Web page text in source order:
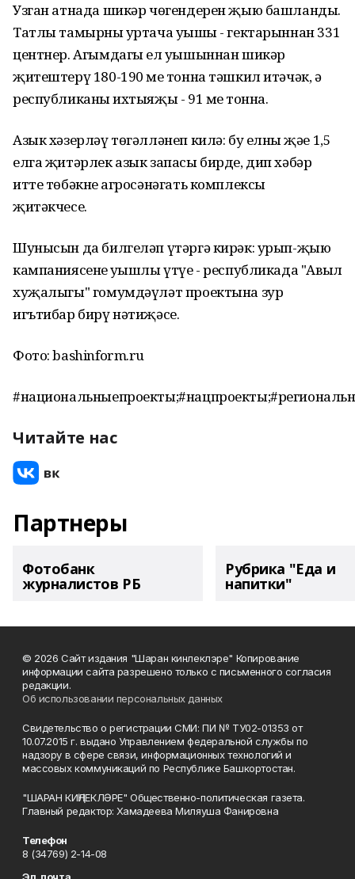
Узган атнада шикәр чөгендерен җыю башланды.
Татлы тамырның уртача уңышы - гектарыннан 331
центнер. Агымдагы ел уңышыннан шикәр
җитештерү 180-190 мең тонна тәшкил итәчәк, ә
республиканың ихтыяҗы - 91 мең тонна.
Азык хәзерләү төгәлләнеп килә: бу елның җәе 1,5
елга җитәрлек азык запасы бирде, дип хәбәр
итте төбәкнең агросәнәгать комплексы
җитәкчесе.
Шунысын да билгеләп үтәргә кирәк: урып-җыю
кампаниясенең уңышлы үтүе - республикада "Авыл
хуҗалыгы" гомумдәүләт проектына зур
игътибар бирү нәтиҗәсе.
Фото: bashinform.ru
Читайте нас
Партнеры
Фотобанк
журналистов РБ
Рубрика "Еда и
напитки"
© 2026 Сайт издания "Шаран кинлеклэре" Копирование
информации сайта разрешено только с письменного согласия
редакции.
Об использовании персональных данных
Свидетельство о регистрации СМИ: ПИ № ТУ02-01353 от
10.07.2015 г. выдано Управлением федеральной службы по
надзору в сфере связи, информационных технологий и
массовых коммуникаций по Республике Башкортостан.
"ШАРАН КИҢЛЕКЛӘРЕ" Общественно-политическая газета.
Главный редактор: Хамадеева Миляуша Фанировна
Телефон
8 (34769) 2-14-08